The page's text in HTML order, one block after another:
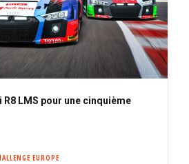
R8 LMS pour une cinquième
EUROPE